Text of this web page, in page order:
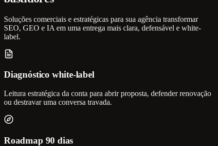
Soluções comerciais e estratégicas para sua agência transformar
SEO, GEO e IA em uma entrega mais clara, defensável e white-
label.
Diagnóstico white-label
Leitura estratégica da conta para abrir proposta, defender renovação
ou destravar uma conversa travada.
Roadmap 90 dias